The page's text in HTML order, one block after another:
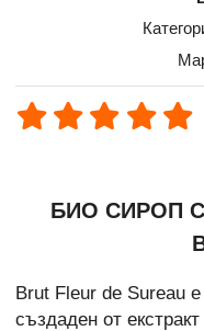
БИО СИРОП
Brut Fleur de Sureau е
създаден от